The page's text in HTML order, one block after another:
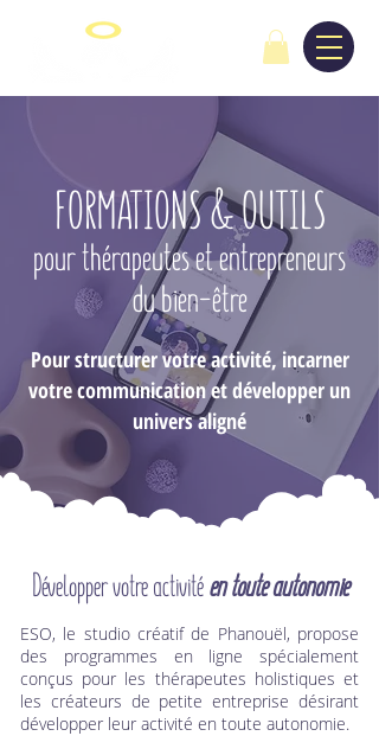
FORMATIONS & OUTILS
pour thérapeutes et entrepreneurs
du bien-être
Pour structurer votre activité, incarner
votre communication et développer un
univers aligné
Développer votre activitéen toute autonomie
ESO, le studio créatif de Phanouël, propose
des programmes en ligne spécialement
conçus pour les thérapeutes holistiques et
les créateurs de petite entreprise désirant
développer leur activité en toute autonomie.